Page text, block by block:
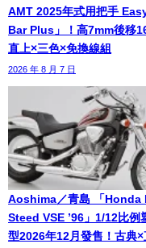
AMT 2025年式用把手
Bar Plus」！高7mm後移
直上×三色×免換線組
2026 年 8 月 7 日
Aoshima／青島 「Honda
Steed VSE ’96」1/12比例
型2026年12月發售！古典×